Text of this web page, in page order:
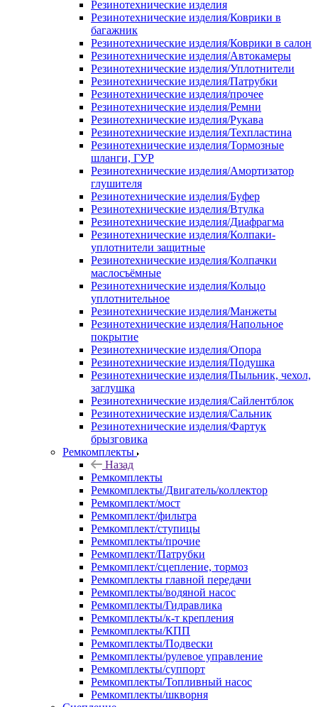
Резинотехнические изделия
Резинотехнические изделия/Коврики в
багажник
Резинотехнические изделия/Коврики в салон
Резинотехнические изделия/Автокамеры
Резинотехнические изделия/Уплотнители
Резинотехнические изделия/Патрубки
Резинотехнические изделия/прочее
Резинотехнические изделия/Ремни
Резинотехнические изделия/Рукава
Резинотехнические изделия/Техпластина
Резинотехнические изделия/Тормозные
шланги, ГУР
Резинотехнические изделия/Амортизатор
глушителя
Резинотехнические изделия/Буфер
Резинотехнические изделия/Втулка
Резинотехнические изделия/Диафрагма
Резинотехнические изделия/Колпаки-
уплотнители защитные
Резинотехнические изделия/Колпачки
маслосъёмные
Резинотехнические изделия/Кольцо
уплотнительное
Резинотехнические изделия/Манжеты
Резинотехнические изделия/Напольное
покрытие
Резинотехнические изделия/Опора
Резинотехнические изделия/Подушка
Резинотехнические изделия/Пыльник, чехол,
заглушка
Резинотехнические изделия/Сайлентблок
Резинотехнические изделия/Сальник
Резинотехнические изделия/Фартук
брызговика
Ремкомплекты
Назад
Ремкомплекты
Ремкомплекты/Двигатель/коллектор
Ремкомплект/мост
Ремкомплект/фильтра
Ремкомплект/ступицы
Ремкомплекты/прочие
Ремкомплект/Патрубки
Ремкомплект/сцепление, тормоз
Ремкомплекты главной передачи
Ремкомплекты/водяной насос
Ремкомплекты/Гидравлика
Ремкомплекты/к-т крепления
Ремкомплекты/КПП
Ремкомплекты/Подвески
Ремкомплекты/рулевое управление
Ремкомплекты/суппорт
Ремкомплекты/Топливный насос
Ремкомплекты/шкворня